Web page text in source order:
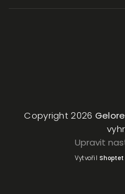
Copyright 2026
Upravit
Vytvořil Shoptet